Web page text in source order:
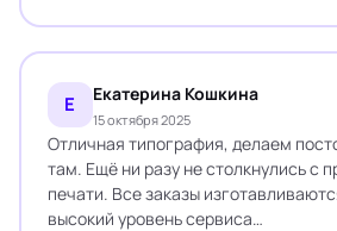
Е Екатерина Кошкина
15 октября 2025
Отличная типография, делаем
там. Ещё ни разу не столкнулись с
печати. Все заказы
высокий уровень сервиса…